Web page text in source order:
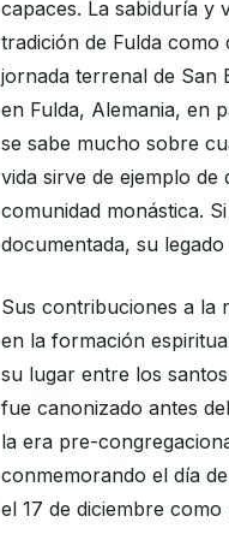
capaces. La sabiduría y
tradición de Fulda
jornada terrenal de San
en Fulda, Alemania, en
se sabe mucho sobre
vida sirve de ejemplo
comunidad monástica.
documentada, su
Sus contribuciones a la
en la formación
su lugar entre los
fue canonizado antes
la era pre-
conmemorando el día
el 17 de diciembre